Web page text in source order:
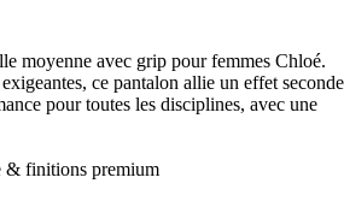
moyenne avec grip pour femmes Chloé.
ce pantalon allie un effet seconde
pour toutes les disciplines, avec une
& finitions premium